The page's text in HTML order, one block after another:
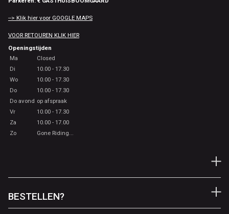
--> Klik hier voor GOOGLE MAPS
VOOR RETOUREN KLIK HIER
Openingstijden
Ma
Closed
Di
10.00 - 17.30
Wo
10.00 - 17.30
Do
10.00 - 17.30
Do avond op afspraak
Vr
10.00 - 17.30
Za
10.00 - 17.00
Zo
Gone Riding...
BESTELLEN?